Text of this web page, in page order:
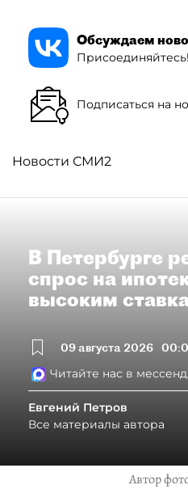
Обсуждаем
Присоединяйтесь!
Подписаться на
Новости СМИ2
В Петербурге
спрос на
высоким
09 августа 2026
Читайте нас в
Евгений Петров
Все материалы автора
Автор